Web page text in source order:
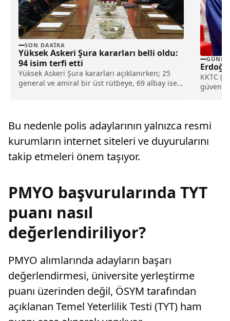
SON DAKIKA
Yüksek Askeri Şura kararları belli oldu:
94 isim terfi etti
Yüksek Askeri Şura kararları açıklanırken; 25
general ve amiral bir üst rütbeye, 69 albay ise
KKTC
Bu nedenle polis adaylarının yalnızca resmi
kurumların internet siteleri ve duyurularını
takip etmeleri önem taşıyor.
PMYO başvurularında TYT
puanı nasıl
değerlendiriliyor?
PMYO alımlarında adayların başarı
değerlendirmesi, üniversite yerleştirme
puanı üzerinden değil, ÖSYM tarafından
açıklanan Temel Yeterlilik Testi (TYT) ham